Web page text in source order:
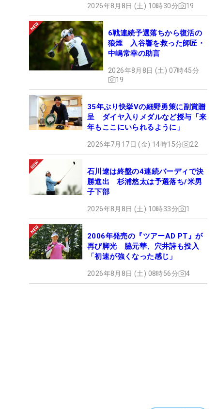
2026年8月8日 (土) 10時30分 19
6戦連続予選落ちから復活の
狼煙 入谷響を救った師匠・
中嶋常幸の助言
2026年8月8日 (土) 07時45分
19
35年ぶり快挙Vの細野勇策に副賞贈
呈 ダイヤ入りメダルなど授与「来
年もここにいられるように」
2026年7月17日 (金) 14時15分 22
石川遼は終盤の4連続バーディで決
勝進出 杉浦悠太は予選落ち/米男
子下部
2026年8月8日 (土) 10時33分 1
2006年発売の『ツアーAD PT』が
再び脚光 脇元華、穴井詩も投入
「初速が強くなった感じ」
2026年8月8日 (土) 08時56分 4